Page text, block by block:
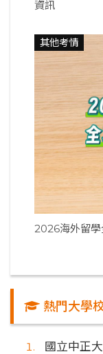
資訊
其他考情
2026海外留學
熱門大學
國立中正